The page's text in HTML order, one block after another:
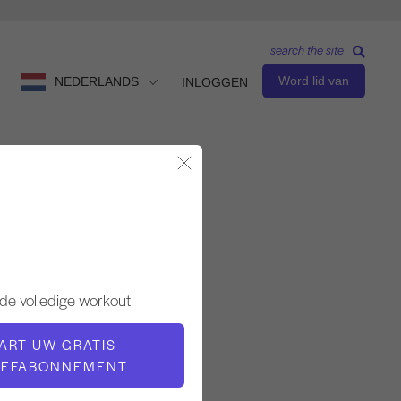
NEDERLANDS INLOGGEN Word lid van
search the site
volledige workout
UW GRATIS
Jay Grimes
VIDEOTIJD
13:18